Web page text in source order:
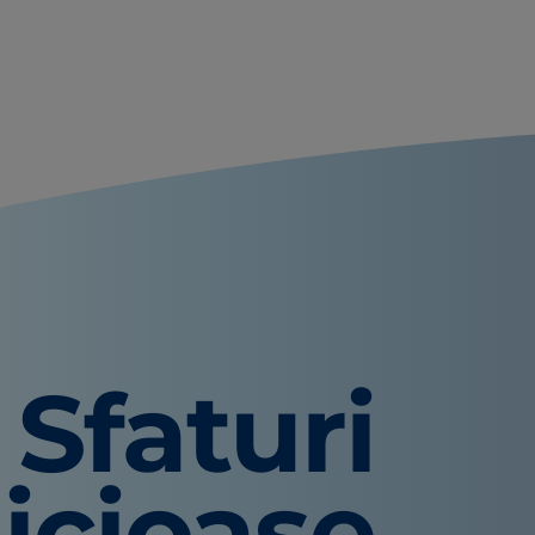
Sfaturi